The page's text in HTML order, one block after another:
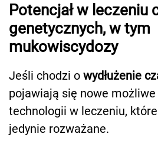
Potencjał w leczeniu
genetycznych, w tym
mukowiscydozy
Jeśli chodzi o wydłużenie
pojawiają się nowe
technologii w leczeniu, które
jedynie rozważane.